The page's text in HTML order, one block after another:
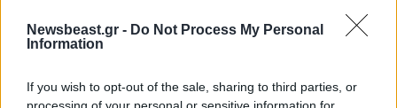
Newsbeast.gr - Do Not Process My Personal
Information
If you wish to opt-out of the sale, sharing to third parties, or
processing of your personal or sensitive information for
Σμτ 22·03·2019 06:41